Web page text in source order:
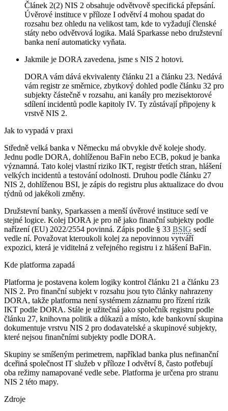
Článek 2(2) NIS 2 obsahuje odvětvově specifická přepsání.
Úvěrové instituce v příloze I odvětví 4 mohou spadat do
rozsahu bez ohledu na velikost tam, kde to vyžadují členské
státy nebo odvětvová logika. Malá Sparkasse nebo družstevní
banka není automaticky vyňata.
Jakmile je DORA zavedena, jsme s NIS 2 hotovi.
DORA vám dává ekvivalenty článku 21 a článku 23. Nedává
vám registr ze směrnice, zbytkový dohled podle článku 32 pro
subjekty částečně v rozsahu, ani kanály pro mezisektorové
sdílení incidentů podle kapitoly IV. Ty zůstávají připojeny k
vrstvě NIS 2.
Jak to vypadá v praxi
Středně velká banka v Německu má obvykle dvě koleje shody.
Jednu podle DORA, dohlíženou BaFin nebo ECB, pokud je banka
významná. Tato kolej vlastní riziko IKT, registr třetích stran, hlášení
velkých incidentů a testování odolnosti. Druhou podle článku 27
NIS 2, dohlíženou BSI, je zápis do registru plus aktualizace do dvou
týdnů od jakékoli změny.
Družstevní banky, Sparkassen a menší úvěrové instituce sedí ve
stejné logice. Kolej DORA je pro ně jako finanční subjekty podle
nařízení (EU) 2022/2554 povinná. Zápis podle § 33 BSIG sedí
vedle ní. Považovat kteroukoli kolej za nepovinnou vytváří
expozici, která je viditelná z veřejného registru i z hlášení BaFin.
Kde platforma zapadá
Platforma je postavena kolem logiky kontrol článku 21 a článku 23
NIS 2. Pro finanční subjekt v rozsahu jsou tyto články nahrazeny
DORA, takže platforma není systémem záznamu pro řízení rizik
IKT podle DORA. Stále je užitečná jako společník registru podle
článku 27, knihovna politik a důkazů a místo, kde bankovní skupina
dokumentuje vrstvu NIS 2 pro dodavatelské a skupinové subjekty,
které nejsou finančními subjekty podle DORA.
Skupiny se smíšeným perimetrem, například banka plus nefinanční
dceřiná společnost IT služeb v příloze I odvětví 8, často potřebují
oba režimy namapované vedle sebe. Platforma je určena pro stranu
NIS 2 této mapy.
Zdroje